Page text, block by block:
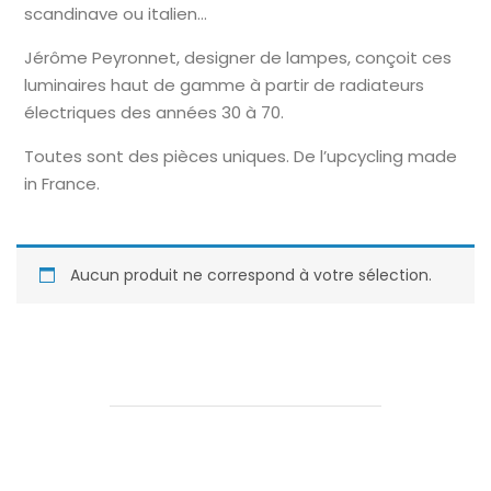
scandinave ou italien…
Jérôme Peyronnet, designer de lampes, conçoit ces
luminaires haut de gamme à partir de radiateurs
électriques des années 30 à 70.
Toutes sont des pièces uniques. De l’upcycling made
in France.
Aucun produit ne correspond à votre sélection.